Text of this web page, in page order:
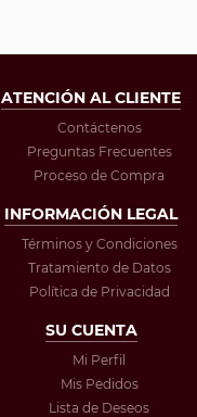
ATENCIÓN AL CLIENTE
Contáctenos
Preguntas Frecuentes
Proceso de Compra
INFORMACIÓN LEGAL
Términos y Condiciones
Tratamiento de Datos
Política de Privacidad
SU CUENTA
Mi Perfil
Mis Pedidos
Lista de Deseos